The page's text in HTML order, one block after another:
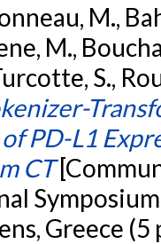
M.,
M.,
S.,
PD-L1
CT
Greece (5